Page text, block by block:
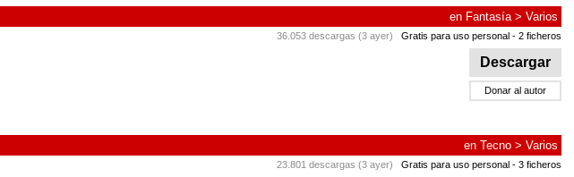
en Fantasía> Varios
36.053 descargas (3 ayer) Gratis para uso personal - 2 ficheros
Descargar
Donar al autor
en Tecno > Varios
23.801 descargas (3 ayer) Gratis para uso personal - 3 ficheros